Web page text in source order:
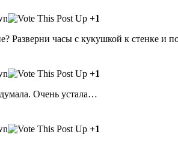
+1
Разверни часы с кукушкой к стенке и
+1
Очень устала…
+1